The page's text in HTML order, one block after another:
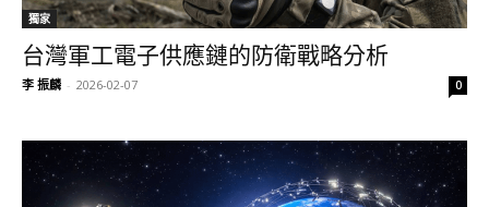
獨家
台灣軍工電子供應鏈的防衛戰略分析
李 振麟 - 2026-02-07 0